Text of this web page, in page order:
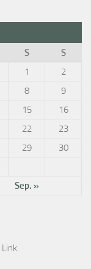
S
S
1
2
8
9
15
16
22
23
29
30
Sep. »
Link